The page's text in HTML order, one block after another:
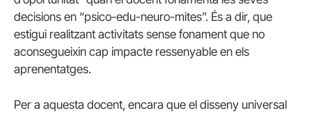
decisions en “psico-edu-neuro-mites”. És a dir, que
estigui realitzant activitats sense fonament que no
aconsegueixin cap impacte ressenyable en els
aprenentatges.
Per a aquesta docent, encara que el disseny universal